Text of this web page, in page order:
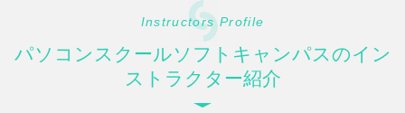
Instructors Profile
パソコンスクールソフトキャンパスのイン
ストラクター紹介